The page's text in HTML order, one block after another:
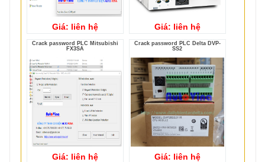
Giá: liên hệ Giá: liên hệ
Crack password PLC Mitsubishi
FX3SA
Giá: liên hệ
Crack password PLC Delta DVP-
SS2
Giá: liên hệ